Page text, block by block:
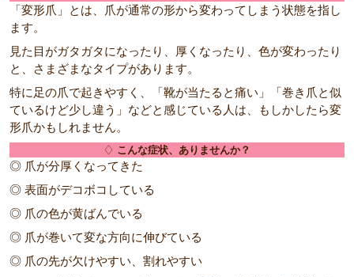
「変形爪」とは、爪が通常の形から変わってしまう状態を指し
ます。
見た目がガタガタになったり、厚くなったり、色が変わったり
と、さまざまなタイプがあります。
特に足の爪で起きやすく、「靴が当たると痛い」「巻き爪と似
ているけど少し違う」などと感じている人は、もしかしたら変
形爪かもしれません。
♢ こんな症状、ありませんか？
◎ 爪が分厚くなってきた
◎ 表面がデコボコしている
◎ 爪の色が黄ばんでいる
◎ 爪が巻いて変な方向に伸びている
◎ 爪の先が欠けやすい、割れやすい